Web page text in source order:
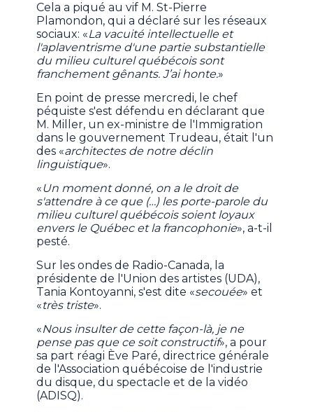
Cela a piqué au vif M. St-Pierre
Plamondon, qui a déclaré sur les réseaux
sociaux: «La vacuité intellectuelle et
l'aplaventrisme d'une partie substantielle
du milieu culturel québécois sont
franchement gênants. J’ai honte.»
En point de presse mercredi, le chef
péquiste s'est défendu en déclarant que
M. Miller, un ex-ministre de l'Immigration
dans le gouvernement Trudeau, était l'un
des «architectes de notre déclin
linguistique».
«Un moment donné, on a le droit de
s'attendre à ce que (…) les porte-parole du
milieu culturel québécois soient loyaux
envers le Québec et la francophonie», a-t-il
pesté.
Sur les ondes de Radio-Canada, la
présidente de l'Union des artistes (UDA),
Tania Kontoyanni, s'est dite «secouée» et
«très triste».
«Nous insulter de cette façon-là, je ne
pense pas que ce soit constructif», a pour
sa part réagi Ève Paré, directrice générale
de l'Association québécoise de l'industrie
du disque, du spectacle et de la vidéo
(ADISQ).